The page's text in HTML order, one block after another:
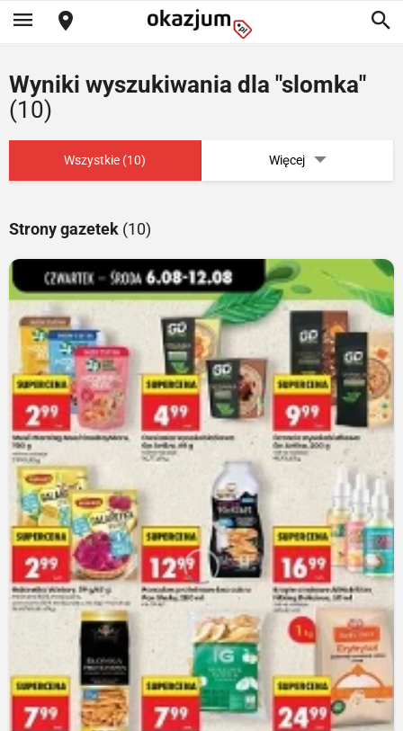
Wyniki wyszukiwania dla "slomka"
(10)
Wszystkie (10) Więcej
Strony gazetek (10)